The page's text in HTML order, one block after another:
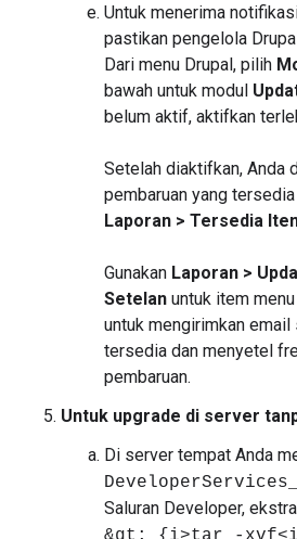
Untuk menerima
pastikan pengelola
Dari menu Drupal, pilih
bawah untuk modul
belum aktif, aktifkan
Setelah diaktifkan, Anda
pembaruan yang
Laporan > Tersedia
Gunakan Laporan >
Setelan untuk item
untuk mengirimkan email
tersedia dan menyetel
pembaruan.
Untuk upgrade di server
Di server tempat Anda
Saluran Developer,